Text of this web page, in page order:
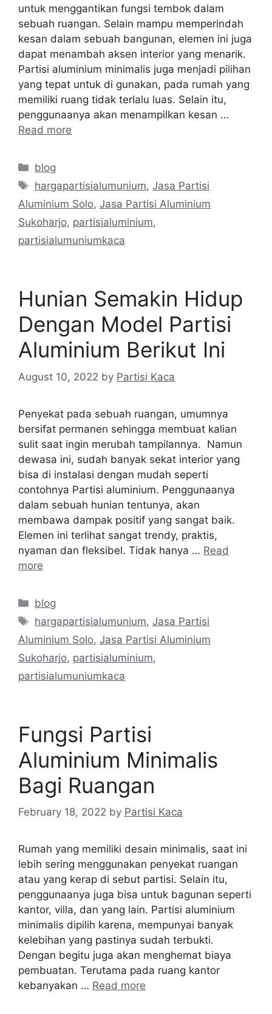
untuk menggantikan fungsi tembok dalam
sebuah ruangan. Selain mampu memperindah
kesan dalam sebuah bangunan, elemen ini juga
dapat menambah aksen interior yang menarik.
Partisi aluminium minimalis juga menjadi pilihan
yang tepat untuk di gunakan, pada rumah yang
memiliki ruang tidak terlalu luas. Selain itu,
penggunaanya akan menampilkan kesan …
Read more
Categories
blog
Tags
hargapartisialumunium,Jasa Partisi
Aluminium Solo, Jasa Partisi Aluminium
Sukoharjo, partisialuminium,
partisialumuniumkaca
Hunian Semakin Hidup
Dengan Model Partisi
Aluminium Berikut Ini
August 10, 2022 by Partisi Kaca
Penyekat pada sebuah ruangan, umumnya
bersifat permanen sehingga membuat kalian
sulit saat ingin merubah tampilannya. Namun
dewasa ini, sudah banyak sekat interior yang
bisa di instalasi dengan mudah seperti
contohnya Partisi aluminium. Penggunaanya
dalam sebuah hunian tentunya, akan
membawa dampak positif yang sangat baik.
Elemen ini terlihat sangat trendy, praktis,
nyaman dan fleksibel. Tidak hanya … Read
more
Categories
blog
Tags
hargapartisialumunium,Jasa Partisi
Aluminium Solo, Jasa Partisi Aluminium
Sukoharjo, partisialuminium,
partisialumuniumkaca
Fungsi Partisi
Aluminium Minimalis
Bagi Ruangan
February 18, 2022 by Partisi Kaca
Rumah yang memiliki desain minimalis, saat ini
lebih sering menggunakan penyekat ruangan
atau yang kerap di sebut partisi. Selain itu,
penggunaanya juga bisa untuk bagunan seperti
kantor, villa, dan yang lain. Partisi aluminium
minimalis dipilih karena, mempunyai banyak
kelebihan yang pastinya sudah terbukti.
Dengan begitu juga akan menghemat biaya
pembuatan. Terutama pada ruang kantor
kebanyakan … Read more